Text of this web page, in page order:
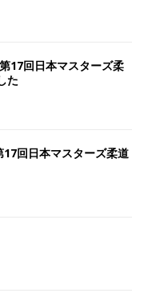
17回日本マスターズ柔
た
回日本マスターズ柔道